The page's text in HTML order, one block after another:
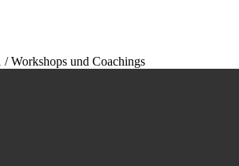
/ Workshops und Coachings